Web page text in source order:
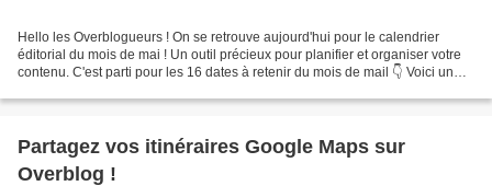
Hello les Overblogueurs ! On se retrouve aujourd'hui pour le calendrier
éditorial du mois de mai ! Un outil précieux pour planifier et organiser votre
contenu. C'est parti pour les 16 dates à retenir du mois de mail 👇 Voici un
Partagez vos itinéraires Google Maps sur
Overblog !